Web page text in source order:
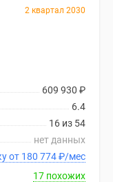
2 квартал 2030
609 930 ₽
6.4
16 из 54
нет данных
В ипотеку от 180 774₽/мес
17 похожих